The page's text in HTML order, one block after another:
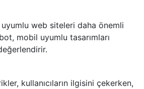
web siteleri daha önemli
mobil uyumlu tasarımları
kullanıcıların ilgisini çekerken,